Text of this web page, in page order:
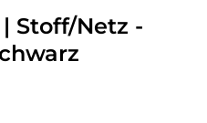
| Stoff/Netz -